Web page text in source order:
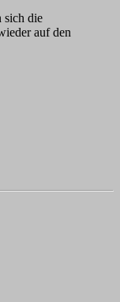
sich die
auf den